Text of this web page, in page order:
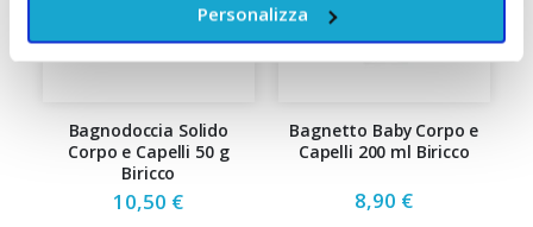
Personalizza
Bagnodoccia Solido
Corpo e Capelli 50 g
Biricco
10,50 €
Bagnetto Baby Corpo e
Capelli 200 ml Biricco
8,90 €